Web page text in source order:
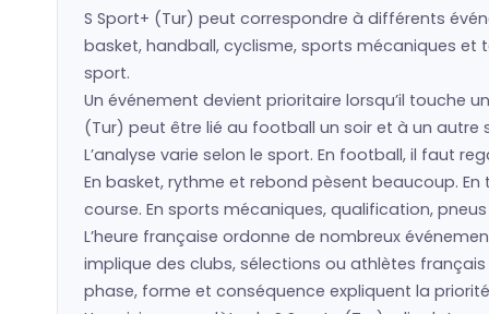
S Sport+ (Tur) peut correspondre à différents
basket, handball, cyclisme, sports mécaniques et
sport.
Un événement devient prioritaire lorsqu’il touche
(Tur) peut être lié au football un soir et à un autre
L’analyse varie selon le sport. En football, il faut
En basket, rythme et rebond pèsent beaucoup.
course. En sports mécaniques, qualification,
L’heure française ordonne de nombreux
implique des clubs, sélections ou athlètes
phase, forme et conséquence expliquent la